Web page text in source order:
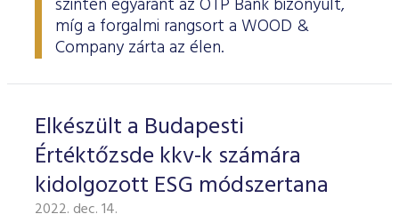
ESG Útmutató
szinten egyaránt az OTP Bank bizonyult,
míg a forgalmi rangsort a WOOD &
Company zárta az élen.
Elkészült a Budapesti
Értéktőzsde kkv-k számára
kidolgozott ESG módszertana
2022. dec. 14.